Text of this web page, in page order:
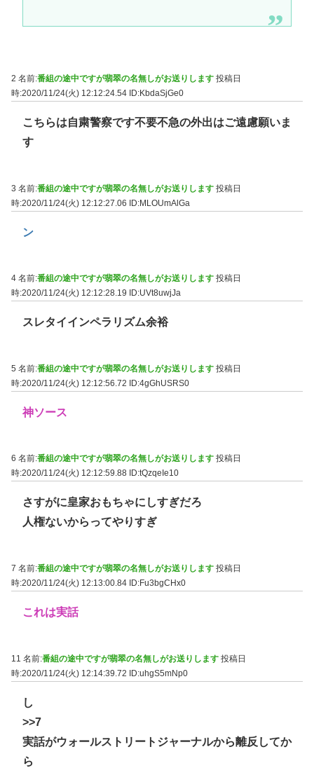
2 名前:番組の途中ですが翡翠の名無しがお送りします 投稿日
時:2020/11/24(火) 12:12:24.54 ID:KbdaSjGe0
こちらは自粛警察です不要不急の外出はご遠慮願いま
す
3 名前:番組の途中ですが翡翠の名無しがお送りします 投稿日
時:2020/11/24(火) 12:12:27.06 ID:MLOUmAlGa
ン
4 名前:番組の途中ですが翡翠の名無しがお送りします 投稿日
時:2020/11/24(火) 12:12:28.19
ID:UVt8uwjJa
スレタイインペラリズム余裕
5 名前:番組の途中ですが翡翠の名無しがお送りします 投稿日
時:2020/11/24(火) 12:12:56.72 ID:4gGhUSRS0
神ソース
6 名前:番組の途中ですが翡翠の名無しがお送りします 投稿日
時:2020/11/24(火) 12:12:59.88 ID:tQzqeIe10
さすがに皇家おもちゃにしすぎだろ
人権ないからってやりすぎ
7 名前:番組の途中ですが翡翠の名無しがお送りします 投稿日
時:2020/11/24(火) 12:13:00.84 ID:Fu3bgCHx0
これは実話
11 名前:番組の途中ですが翡翠の名無しがお送りします 投稿日
時:2020/11/24(火) 12:14:39.72 ID:uhgS5mNp0
し
>>7
実話がウォールストリートジャーナルから離反してか
ら